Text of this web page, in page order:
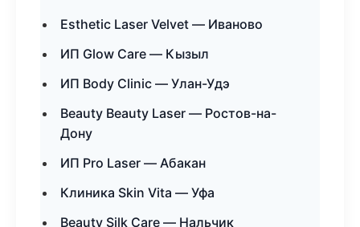
Esthetic Laser Velvet — Иваново
ИП Glow Care — Кызыл
ИП Body Clinic — Улан-Удэ
Beauty Beauty Laser — Ростов-на-
Дону
ИП Pro Laser — Абакан
Клиника Skin Vita — Уфа
Beauty Silk Care — Нальчик